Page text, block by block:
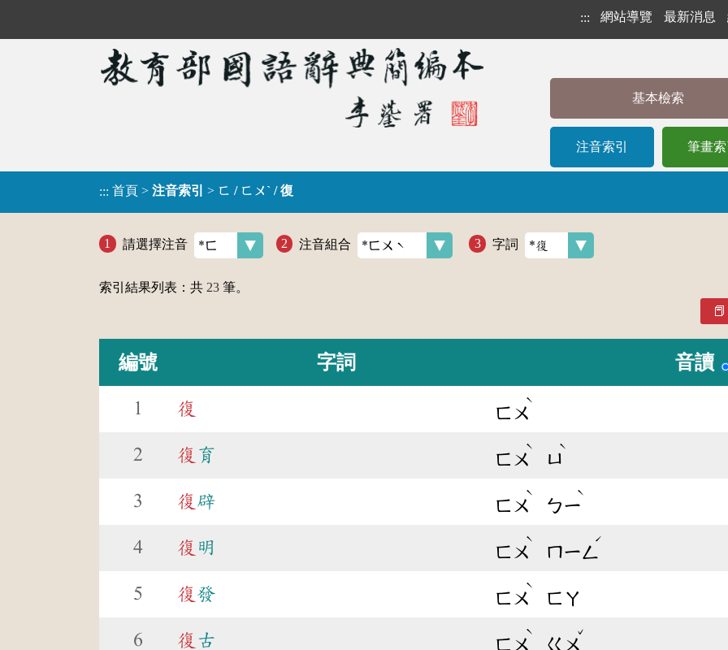
::: 網站導覽 最新消息
基本檢索
注音索引 筆畫索
::: 首頁 > 注音索引 > ㄈ / ㄈㄨˋ / 復
請選擇注音 注音組合 字詞
索引結果列表：共 23 筆。
編號 字詞 音讀
1 復 ㄈㄨ
ˋ
2 復 育 ㄈㄨ
ˋ
ㄩ
ˋ
3 復 辟 ㄈㄨ
ˋ
ㄅㄧ
ˋ
4 復 明 ㄈㄨ
ˋ
ㄇㄧㄥ
ˊ
5 復 發 ㄈㄨ
ˋ
ㄈㄚ
6 復 古 ㄈㄨ
ˋ
ㄍㄨ
ˇ